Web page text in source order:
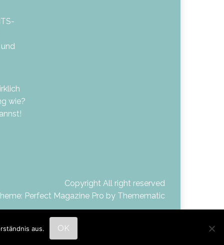
wie?
Copyright All right reserved
Perfect Magazine Pro by Themematic
aus. OK